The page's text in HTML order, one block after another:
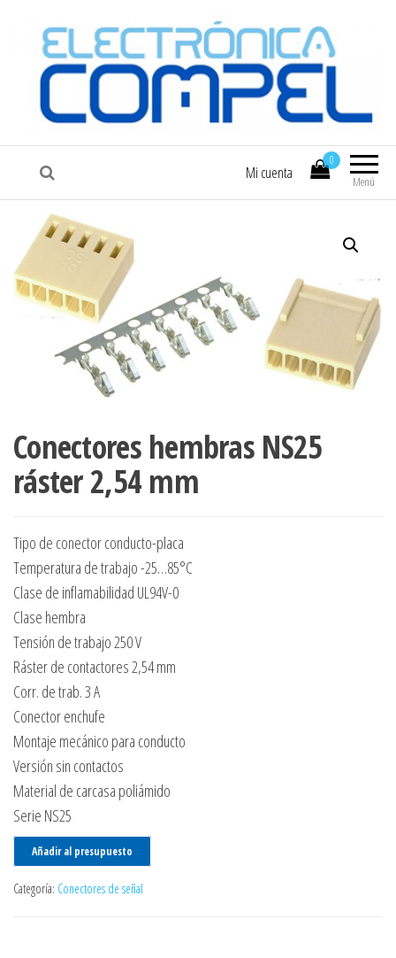
COMPEL Electrónica COMPEL
Menú
0
Mi cuenta
Conectores hembras NS25
ráster 2,54 mm
Tipo de conector conducto-placa
Temperatura de trabajo -25…85°C
Clase de inflamabilidad UL94V-0
Clase hembra
Tensión de trabajo 250 V
Ráster de contactores 2,54 mm
Corr. de trab. 3 A
Conector enchufe
Montaje mecánico para conducto
Versión sin contactos
Material de carcasa poliámido
Serie NS25
Añadir al presupuesto
Categoría: Conectores de señal